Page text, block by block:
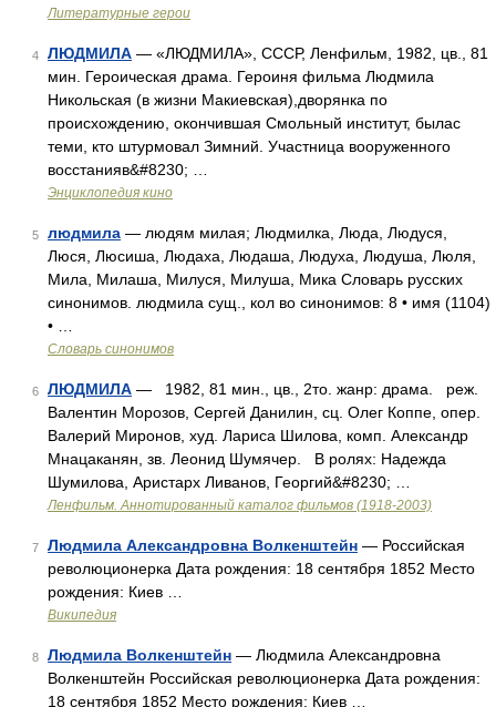
Литературные герои
4 ЛЮДМИЛА — «ЛЮДМИЛА», СССР, Ленфильм, 1982, цв., 81
мин. Героическая драма. Героиня фильма Людмила
Никольская (в жизни Макиевская),дворянка по
происхождению, окончившая Смольный институт, былас
теми, кто штурмовал Зимний. Участница вооруженного
восстанияв&#8230; …
Энциклопедия кино
5 людмила — людям милая; Людмилка, Люда, Людуся,
Люся, Люсиша, Людаха, Людаша, Людуха, Людуша, Люля,
Мила, Милаша, Милуся, Милуша, Мика Словарь русских
синонимов. людмила сущ., кол во синонимов: 8 • имя (1104)
• …
Словарь синонимов
6 ЛЮДМИЛА — 1982, 81 мин., цв., 2то. жанр: драма. реж.
Валентин Морозов, Сергей Данилин, сц. Олег Коппе, опер.
Валерий Миронов, худ. Лариса Шилова, комп. Александр
Мнацаканян, зв. Леонид Шумячер. В ролях: Надежда
Шумилова, Аристарх Ливанов, Георгий&#8230; …
Ленфильм. Аннотированный каталог фильмов (1918-2003)
7 Людмила Александровна Волкенштейн — Российская
революционерка Дата рождения: 18 сентября 1852 Место
рождения: Киев …
Википедия
8 Людмила Волкенштейн — Людмила Александровна
Волкенштейн Российская революционерка Дата рождения:
18 сентября 1852 Место рождения: Киев …